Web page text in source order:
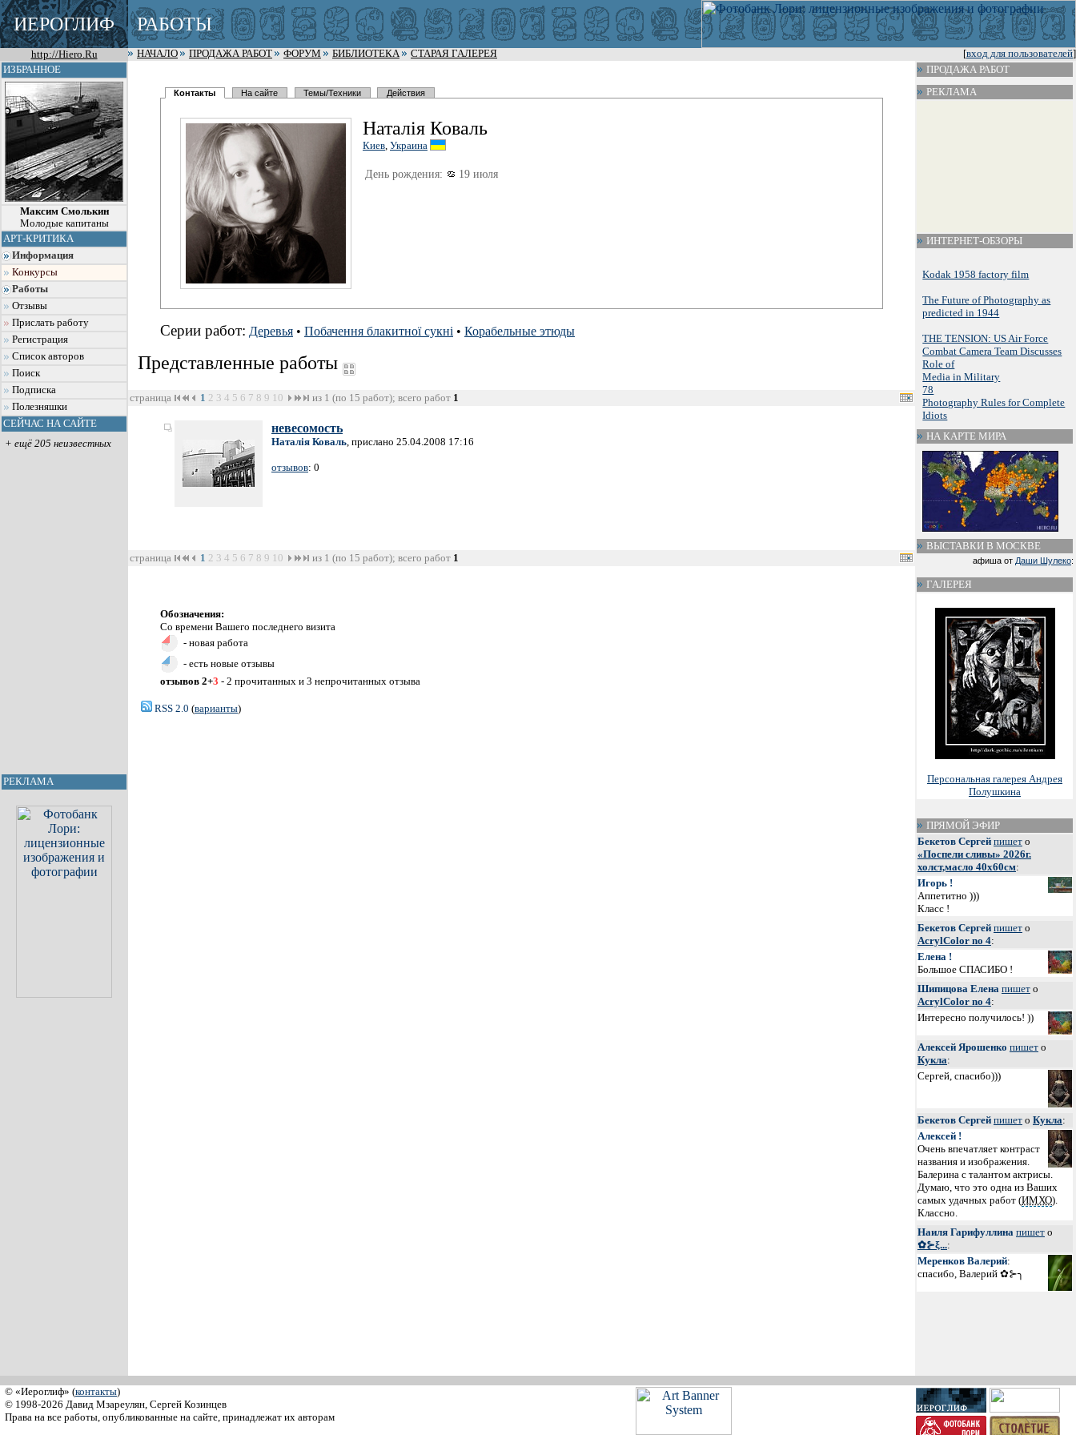
ИЕРОГЛИФ РАБОТЫ
http://Hiero.Ru [вход для пользователей]
НАЧАЛО ПРОДАЖА РАБОТ ФОРУМ БИБЛИОТЕКА
СТАРАЯ ГАЛЕРЕЯ
ИЗБРАННОЕ
Максим Смолькин
Молодые капитаны
АРТ-КРИТИКА
Информация
Конкурсы
Работы
Отзывы
Прислать работу
Регистрация
Список авторов
Поиск
Подписка
Полезняшки
СЕЙЧАС НА САЙТЕ
+ ещё 205 неизвестных
РЕКЛАМА
Контакты На сайте Темы/Техники Действия
Наталія Коваль
Киев, Украина
День рождения: 19 июля
Серии работ: Деревья • Побачення блакитної сукні • Корабельные этюды
Представленные работы
страница 1 2 3 4 5 6 7 8 9 10 из 1 (по 15 работ); всего работ 1
невесомость
Наталія Коваль, прислано 25.04.2008 17:16
отзывов: 0
страница 1 2 3 4 5 6 7 8 9 10 из 1 (по 15 работ); всего работ 1
Обозначения:
Со времени Вашего последнего визита
- новая работа
- есть новые отзывы
отзывов 2+3 - 2 прочитанных и 3 непрочитанных отзыва
RSS 2.0 (варианты)
ПРОДАЖА РАБОТ
РЕКЛАМА
ИНТЕРНЕТ-ОБЗОРЫ
Kodak 1958 factory film
The Future of Photography as
predicted in 1944
THE TENSION: US Air Force
Combat Camera Team Discusses
Role of
Media in Military
78
Photography Rules for Complete
Idiots
НА КАРТЕ МИРА
ВЫСТАВКИ В МОСКВЕ
афиша от Даши Шулеко:
ГАЛЕРЕЯ
Персональная галерея Андрея
Полушкина
ПРЯМОЙ ЭФИР
Бекетов Сергей пишет о
«Поспели сливы» 2026г.
холст,масло 40х60см:
Игорь !
Аппетитно )))
Класс !
Бекетов Сергей пишет о
AcrylColor no 4:
Елена !
Большое СПАСИБО !
Шипицова Елена пишет о
AcrylColor no 4:
Интересно получилось! ))
Алексей Ярошенко пишет о
Кукла:
Сергей, спасибо)))
Бекетов Сергей пишет о Кукла:
Алексей !
Очень впечатляет контраст
названия и изображения.
Балерина с талантом актрисы.
Думаю, что это одна из Ваших
самых удачных работ (ИМХО).
Классно.
Наиля Гарифуллина пишет о
✿⊱ξ...:
Меренков Валерий:
спасибо, Валерий ✿⊱╮
© «Иероглиф» (контакты)
© 1998-2026 Давид Мзареулян, Сергей Козинцев
Права на все работы, опубликованные на сайте, принадлежат их авторам